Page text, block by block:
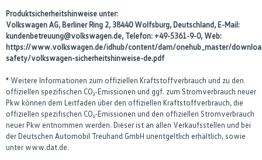
Produktsicherheitshinweise unter:
Volkswagen AG, Berliner Ring 2, 38440 Wolfsburg, Deutschland, E-Mail:
kundenbetreuung@volkswagen.de, Telefon: +49-5361-9-0, Web:
https://www.volkswagen.de/idhub/content/dam/onehub_master/
safety/volkswagen-sicherheitshinweise-de.pdf
* Weitere Informationen zum offiziellen Kraftstoffverbrauch und zu den
offiziellen spezifischen CO₂-Emissionen und ggf. zum Stromverbrauch neuer
Pkw können dem Leitfaden über den offiziellen Kraftstoffverbrauch, die
offiziellen spezifischen CO₂-Emissionen und den offiziellen Stromverbrauch
neuer Pkw entnommen werden. Dieser ist an allen Verkaufsstellen und bei
der Deutschen Automobil Treuhand GmbH unentgeltlich erhältlich, sowie
unter www.dat.de.